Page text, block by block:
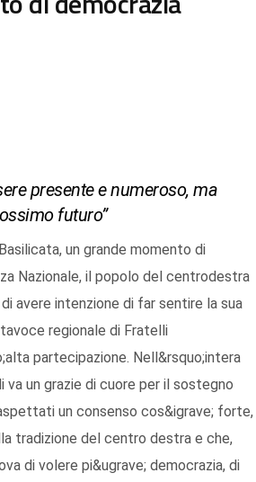
presente e numeroso, ma
futuro”
un grande momento di
Nazionale, il popolo del centrodestra
avere intenzione di far sentire la sua
regionale di Fratelli
partecipazione. Nell&rsquo;intera
un grazie di cuore per il sostegno
un consenso cos&igrave; forte,
tradizione del centro destra e che,
di volere pi&ugrave; democrazia, di